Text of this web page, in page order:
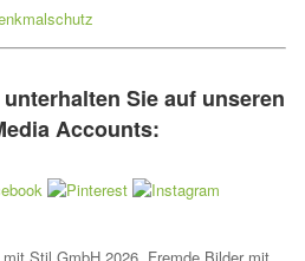
Sie auf unseren
Accounts: